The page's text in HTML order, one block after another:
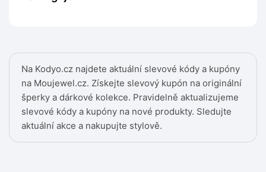
Na Kodyo.cz najdete aktuální slevové kódy a kupóny
na Moujewel.cz. Získejte slevový kupón na originální
šperky a dárkové kolekce. Pravidelně aktualizujeme
slevové kódy a kupóny na nové produkty. Sledujte
aktuální akce a nakupujte stylově.